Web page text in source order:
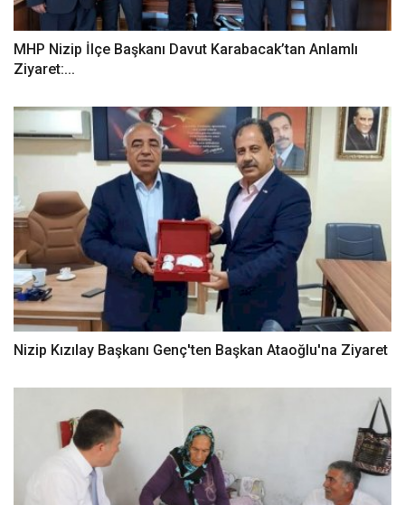
MHP Nizip İlçe Başkanı Davut Karabacak’tan Anlamlı
Ziyaret:...
Nizip Kızılay Başkanı Genç'ten Başkan Ataoğlu'na Ziyaret